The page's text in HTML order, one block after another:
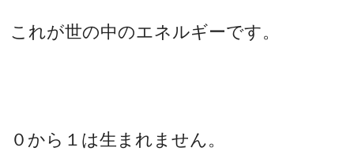
これが世の中のエネルギーです。
０から１は生まれません。